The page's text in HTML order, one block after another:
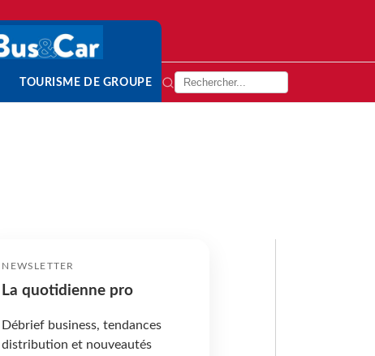
TOURISME DE GROUPE
NEWSLETTER
La quotidienne pro
Débrief business, tendances
distribution et nouveautés